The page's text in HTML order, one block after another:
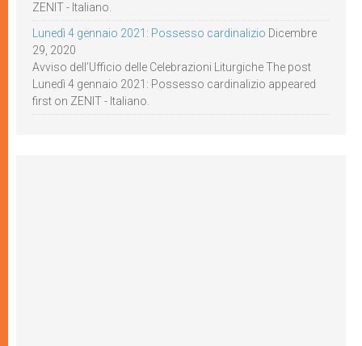
ZENIT - Italiano.
Lunedì 4 gennaio 2021: Possesso cardinalizio Dicembre
29, 2020
Avviso dell’Ufficio delle Celebrazioni Liturgiche The post
Lunedì 4 gennaio 2021: Possesso cardinalizio appeared
first on ZENIT - Italiano.